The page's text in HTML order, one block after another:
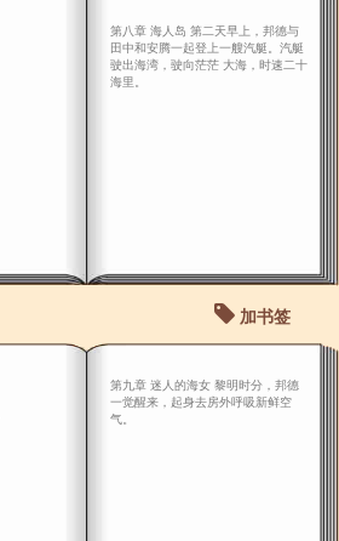
第八章 海人岛 第二天早上，邦德与
田中和安腾一起登上一艘汽艇。汽艇
驶出海湾，驶向茫茫 大海，时速二十
海里。
加书签
第九章 迷人的海女 黎明时分，邦德
一觉醒来，起身去房外呼吸新鲜空
气。